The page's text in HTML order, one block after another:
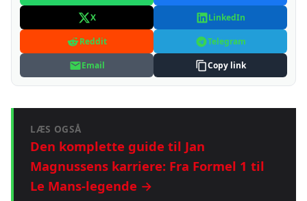
X LinkedIn
Reddit Telegram
Email Copy link
LÆS OGSÅ
Den komplette guide til Jan
Magnussens karriere: Fra Formel 1 til
Le Mans-legende →